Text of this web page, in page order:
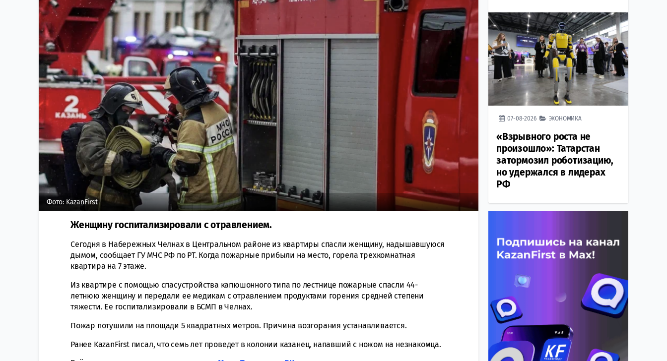
Фото: KazanFirst
Женщину госпитализировали с отравлением.
Сегодня в Набережных Челнах в Центральном районе из квартиры спасли женщину, надышавшуюся
дымом, сообщает ГУ МЧС РФ по РТ. Когда пожарные прибыли на место, горела трехкомнатная
квартира на 7 этаже.
Из квартире с помощью спасустройства капюшонного типа по лестнице пожарные спасли 44-
летнюю женщину и передали ее медикам с отравлением продуктами горения средней степени
тяжести. Ее госпитализировали в БСМП в Челнах.
Пожар потушили на площади 5 квадратных метров. Причина возгорания устанавливается.
Ранее KazanFirst писал, что семь лет проведет в колонии казанец, напавший с ножом на незнакомца.
07-08-2026 ЭКОНОМИКА
«Взрывного роста не
произошло»: Татарстан
затормозил роботизацию,
но удержался в лидерах
РФ